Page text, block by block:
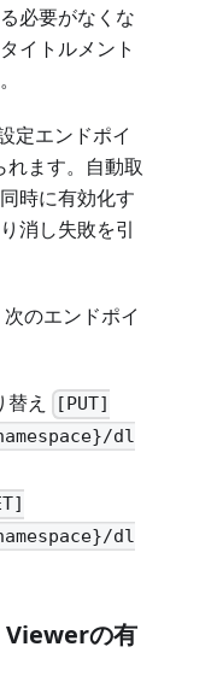
必要がなくな
イトルメント
定エンドポイ
ます。自動取
時に有効化す
消し失敗を引
のエンドポイ
え
[PUT]
dl
dl
の有